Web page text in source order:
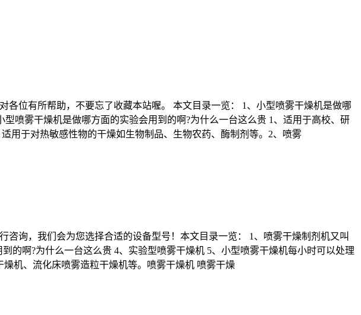
位有所帮助，不要忘了收藏本站喔。 本文目录一览： 1、小型喷雾干燥机是做哪
喷雾干燥机是做哪方面的实验会用到的啊?为什么一台这么贵 1、适用于高校、研
于对热敏感性物的干燥如生物制品、生物农药、酶制剂等。2、喷雾
询，我们会为您选择合适的设备型号！本文目录一览： 1、喷雾干燥制剂机又叫
的啊?为什么一台这么贵 4、实验型喷雾干燥机 5、小型喷雾干燥机每小时可以处理
机、流化床喷雾造粒干燥机等。喷雾干燥机 喷雾干燥